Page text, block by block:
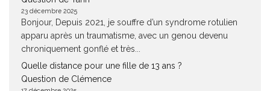
23 décembre 2025
Bonjour, Depuis 2021, je souffre d’un syndrome rotulien
apparu après un traumatisme, avec un genou devenu
chroniquement gonflé et très...
Quelle distance pour une fille de 13 ans ?
Question de Clémence